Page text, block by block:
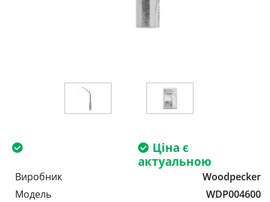
Ціна є
актуальною
Виробник
Woodpecker
Модель
WDP004600